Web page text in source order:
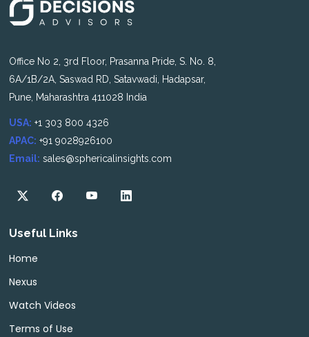
Office No 2, 3rd Floor, Prasanna Pride, S. No. 8,
6A/1B/2A, Saswad RD, Satavwadi, Hadapsar,
Pune, Maharashtra 411028 India
USA: +1 303 800 4326
APAC: +91 9028926100
Email: sales@sphericalinsights.com
Useful Links
Home
Nexus
Watch Videos
Terms of Use